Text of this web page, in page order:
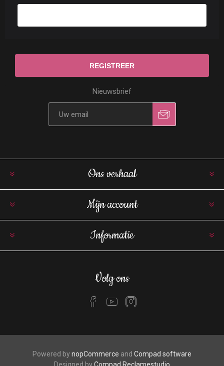
Nieuwsbrief
Ons verhaal
Mijn account
Informatie
Volg ons
Powered bynopCommerce and Compad software